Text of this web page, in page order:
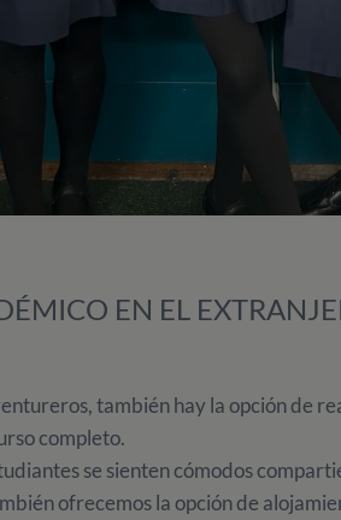
EN EL
también hay la opción de
completo.
se sienten cómodos
ofrecemos la opción de